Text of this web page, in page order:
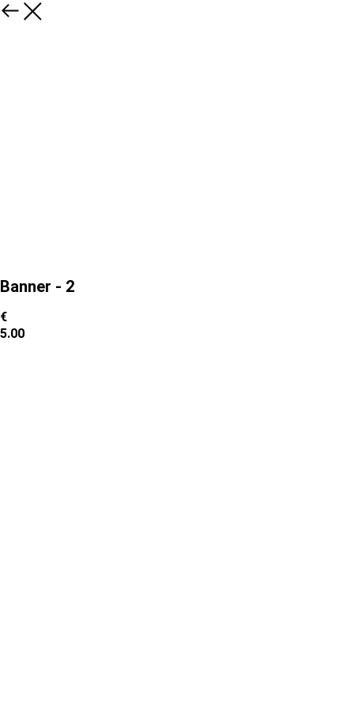
Banner - 2
€
5.00